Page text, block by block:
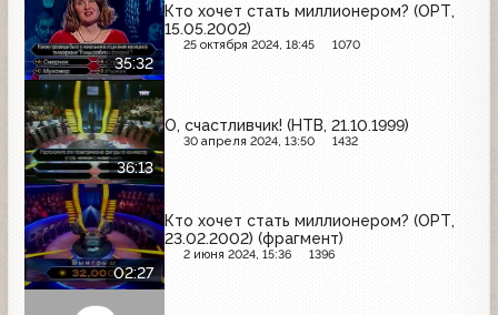
35:32
Кто хочет стать миллионером? (ОРТ,
15.05.2002)
25 октября 2024, 18:45 1070
36:13
О, счастливчик! (НТВ, 21.10.1999)
30 апреля 2024, 13:50 1432
02:27
Кто хочет стать миллионером? (ОРТ,
23.02.2002) (фрагмент)
2 июня 2024, 15:36 1396